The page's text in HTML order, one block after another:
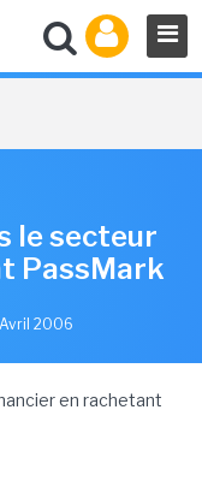
le secteur
PassMark
2006